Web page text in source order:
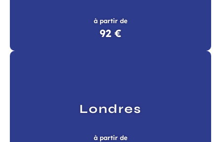
à partir de
92 €
Londres
à partir de